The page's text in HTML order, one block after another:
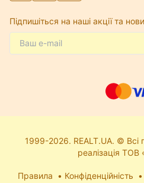
Підпишіться на наші акції та
1999-2026. REALT.UA. © Всі
реалізація
Правила Конфіденційність